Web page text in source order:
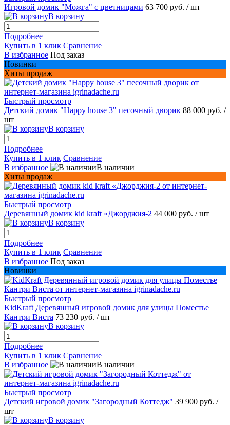
Игровой домик "Можга" с цветницами 63 700 руб. / шт
В корзину
Подробнее
Купить в 1 клик Сравнение
В избранное Под заказ
Новинки
Хиты продаж
Быстрый просмотр
Детский домик "Happy house 3" песочный дворик 88 000 руб. /
шт
В корзину
Подробнее
Купить в 1 клик Сравнение
В избранное
В наличии
Хиты продаж
Быстрый просмотр
Деревянный домик kid kraft «Джорджия-2 44 000 руб. / шт
В корзину
Подробнее
Купить в 1 клик Сравнение
В избранное Под заказ
Новинки
Быстрый просмотр
KidKraft Деревянный игровой домик для улицы Поместье
Кантри Виста 73 230 руб. / шт
В корзину
Подробнее
Купить в 1 клик Сравнение
В избранное
В наличии
Быстрый просмотр
Детский игровой домик "Загородный Коттедж" 39 900 руб. /
шт
В корзину